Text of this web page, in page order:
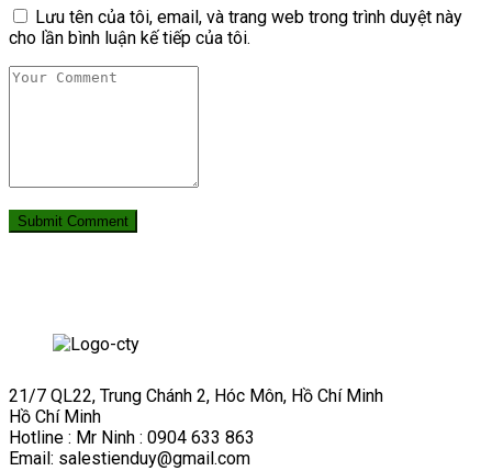
Lưu tên của tôi, email, và trang web trong trình duyệt này
cho lần bình luận kế tiếp của tôi.
21/7 QL22, Trung Chánh 2, Hóc Môn, Hồ Chí Minh
Hồ Chí Minh
Hotline : Mr Ninh : 0904 633 863
Email: salestienduy@gmail.com